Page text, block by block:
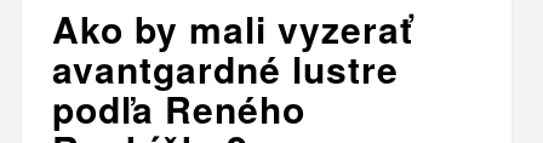
Ako by mali vyzerať
avantgardné lustre
podľa Reného